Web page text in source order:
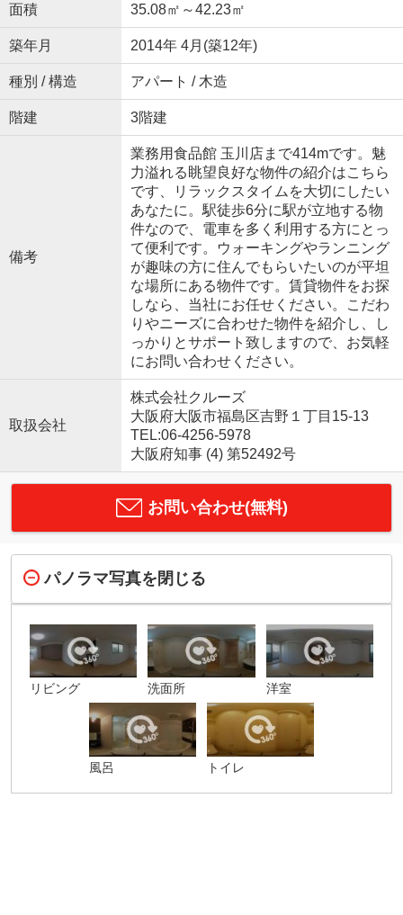
面積 35.08㎡～42.23㎡
築年月 2014年 4月(築12年)
種別 / 構造 アパート / 木造
階建 3階建
備考
業務用食品館 玉川店まで414mです。魅
力溢れる眺望良好な物件の紹介はこちら
です、リラックスタイムを大切にしたい
あなたに。駅徒歩6分に駅が立地する物
件なので、電車を多く利用する方にとっ
て便利です。ウォーキングやランニング
が趣味の方に住んでもらいたいのが平坦
な場所にある物件です。賃貸物件をお探
しなら、当社にお任せください。こだわ
りやニーズに合わせた物件を紹介し、し
っかりとサポート致しますので、お気軽
にお問い合わせください。
取扱会社
株式会社クルーズ
大阪府大阪市福島区吉野１丁目15-13
TEL:06-4256-5978
大阪府知事 (4) 第52492号
お問い合わせ(無料)
パノラマ写真を閉じる
リビング 洗面所 洋室
風呂 トイレ